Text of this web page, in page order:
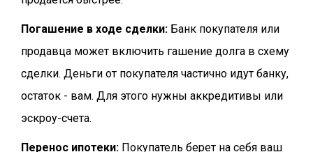
Погашение в ходе сделки: Банк покупателя или
продавца может включить гашение долга в схему
сделки. Деньги от покупателя частично идут банку,
остаток - вам. Для этого нужны аккредитивы или
эскроу-счета.
Перенос ипотеки: Покупатель берет на себя ваш